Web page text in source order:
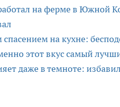
на ферме в Южной
на кухне:
этот вкус самый
даже в темноте: